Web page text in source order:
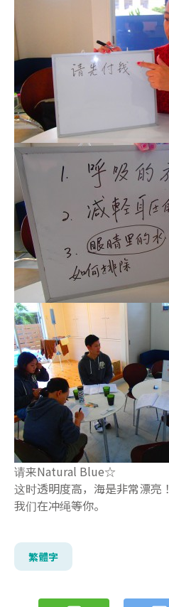
请来Natural Blue☆
这时透明度高，海是非常漂亮！
我们在冲绳等你。
繁體字